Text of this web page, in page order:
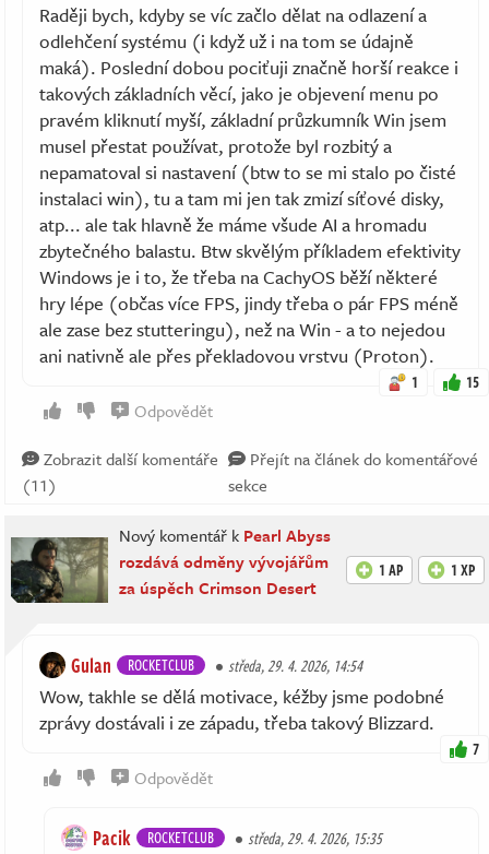
Raději bych, kdyby se víc začlo dělat na odlazení a
odlehčení systému (i když už i na tom se údajně
maká). Poslední dobou pociťuji značně horší reakce i
takových základních věcí, jako je objevení menu po
pravém kliknutí myší, základní průzkumník Win jsem
musel přestat používat, protože byl rozbitý a
nepamatoval si nastavení (btw to se mi stalo po čisté
instalaci win), tu a tam mi jen tak zmizí síťové disky,
atp... ale tak hlavně že máme všude AI a hromadu
zbytečného balastu. Btw skvělým příkladem efektivity
Windows je i to, že třeba na CachyOS běží některé
hry lépe (občas více FPS, jindy třeba o pár FPS méně
ale zase bez stutteringu), než na Win - a to nejedou
ani nativně ale přes překladovou vrstvu (Proton).
1 15
Odpovědět
Zobrazit další komentáře
(11)
Přejít na článek do komentářové
sekce
Nový komentář k Pearl Abyss
rozdává odměny vývojářům
za úspěch Crimson Desert
1 AP 1 XP
Gulan ROCKETCLUB středa, 29. 4. 2026, 14:54
Wow, takhle se dělá motivace, kéžby jsme podobné
zprávy dostávali i ze západu, třeba takový Blizzard.
7
Odpovědět
Pacik ROCKETCLUB středa, 29. 4. 2026, 15:35